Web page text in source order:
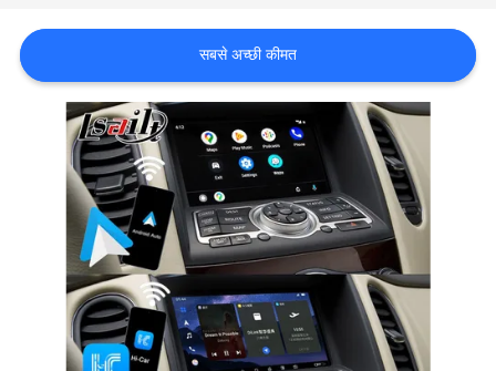
मामलों
साइटमैप
PRIVACY
POLICY
सबसे अच्छी कीमत